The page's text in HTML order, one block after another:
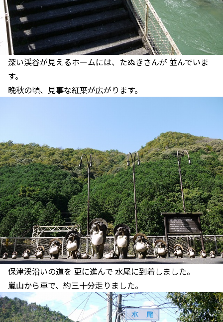
深い渓谷が見えるホームには、たぬきさんが 並んでいま
す。
晩秋の頃、見事な紅葉が広がります。
保津渓沿いの道を 更に進んで 水尾に到着しました。
嵐山から車で、約三十分走りました。